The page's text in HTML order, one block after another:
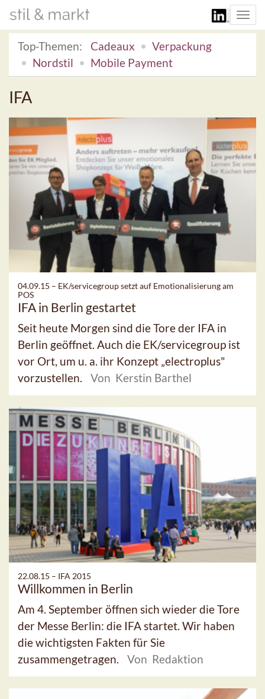
Top-Themen:
Cadeaux
Verpackung
Nordstil
Mobile Payment
IFA
04.09.15 – EK/servicegroup setzt auf Emotionalisierung am
POS
IFA in Berlin gestartet
Seit heute Morgen sind die Tore der IFA in
Berlin geöffnet. Auch die EK/servicegroup ist
vor Ort, um u. a. ihr Konzept „electroplus"
vorzustellen.
Von Kerstin Barthel
22.08.15 – IFA 2015
Willkommen in Berlin
Am 4. September öffnen sich wieder die Tore
der Messe Berlin: die IFA startet. Wir haben
die wichtigsten Fakten für Sie
zusammengetragen.
Von Redaktion